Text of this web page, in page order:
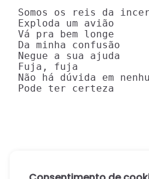
Somos os reis da
Exploda um avião
Vá pra bem longe
Da minha confusão
Negue a sua ajuda
Fuja, fuja
Não há dúvida em
Pode ter certeza